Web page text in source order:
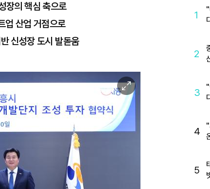
장의 핵심 축으로
업 산업 거점으로
신성장 도시 발돋움
이
미
지
확
1
2
3
4
5